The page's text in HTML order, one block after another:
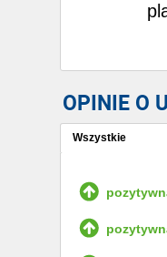
OPINIE O
Wszystkie